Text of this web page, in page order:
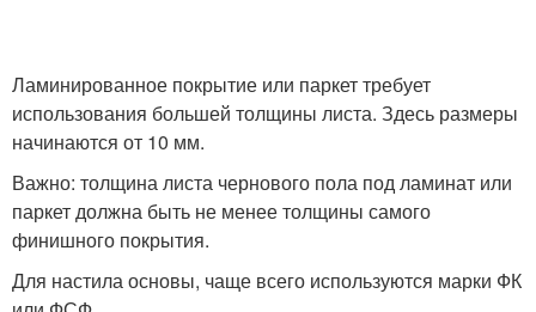
Ламинированное покрытие или паркет требует
использования большей толщины листа. Здесь размеры
начинаются от 10 мм.
Важно: толщина листа чернового пола под ламинат или
паркет должна быть не менее толщины самого
финишного покрытия.
Для настила основы, чаще всего используются марки ФК